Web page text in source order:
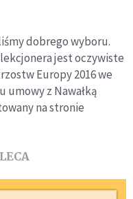
dobrego wyboru.
jest oczywiste
Europy 2016 we
umowy z Nawałką
na stronie